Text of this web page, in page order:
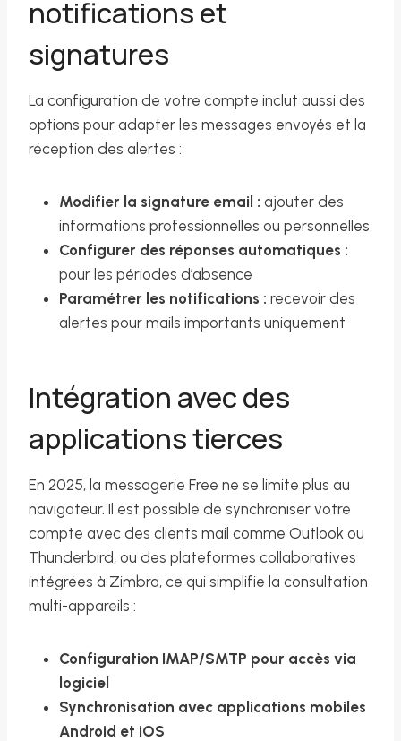
notifications et
signatures
La configuration de votre compte inclut aussi des
options pour adapter les messages envoyés et la
réception des alertes :
Modifier la signature email : ajouter des
informations professionnelles ou personnelles
Configurer des réponses automatiques :
pour les périodes d’absence
Paramétrer les notifications : recevoir des
alertes pour mails importants uniquement
Intégration avec des
applications tierces
En 2025, la messagerie Free ne se limite plus au
navigateur. Il est possible de synchroniser votre
compte avec des clients mail comme Outlook ou
Thunderbird, ou des plateformes collaboratives
intégrées à Zimbra, ce qui simplifie la consultation
multi-appareils :
Configuration IMAP/SMTP pour accès via
logiciel
Synchronisation avec applications mobiles
Android et iOS